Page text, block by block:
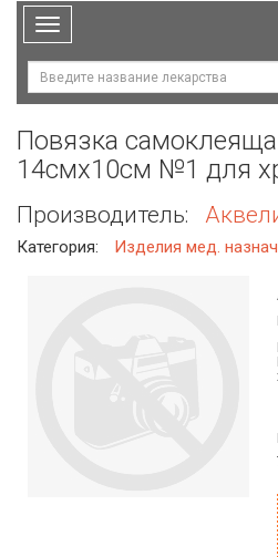
Toggle
navigation
Повязка
14смх10см №1 для
Производитель:
Категория: Изделия мед.